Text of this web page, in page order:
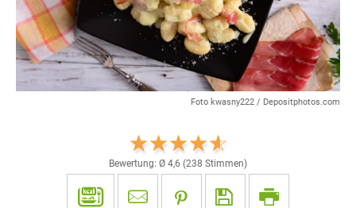
Foto kwasny222 / Depositphotos.com
Next
Bewertung: Ø 4,6 (238 Stimmen)